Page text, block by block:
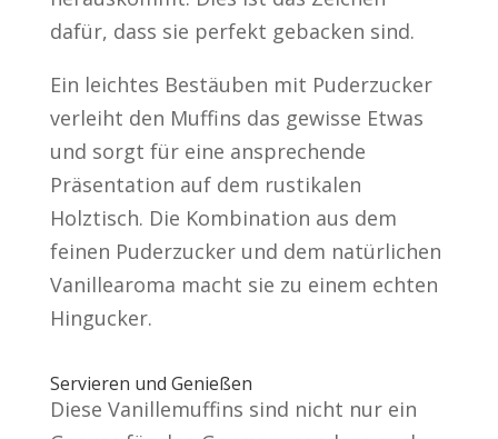
dafür, dass sie perfekt gebacken sind.
Ein leichtes Bestäuben mit Puderzucker
verleiht den Muffins das gewisse Etwas
und sorgt für eine ansprechende
Präsentation auf dem rustikalen
Holztisch. Die Kombination aus dem
feinen Puderzucker und dem natürlichen
Vanillearoma macht sie zu einem echten
Hingucker.
Servieren und Genießen
Diese Vanillemuffins sind nicht nur ein